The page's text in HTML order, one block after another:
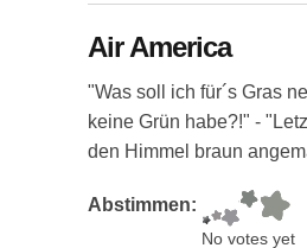
Air America
"Was soll ich für´s Gras
keine Grün habe?!" -
den Himmel braun
Abstimmen:
No votes yet